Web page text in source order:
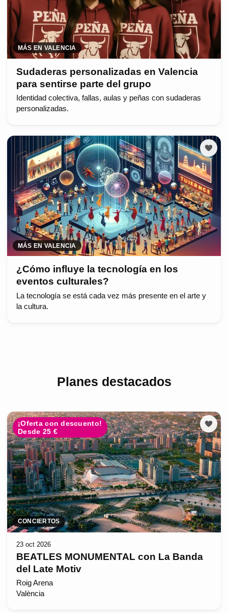
MÁS EN VALENCIA
Sudaderas personalizadas en Valencia
para sentirse parte del grupo
Identidad colectiva, fallas, aulas y peñas con sudaderas
personalizadas.
MÁS EN VALENCIA
¿Cómo influye la tecnología en los
eventos culturales?
La tecnología se está cada vez más presente en el arte y
la cultura.
Planes destacados
¡Oferta con descuento!
Desde 25 €
CONCIERTOS
23 oct 2026
BEATLES MONUMENTAL con La Banda
del Late Motiv
Roig Arena
València